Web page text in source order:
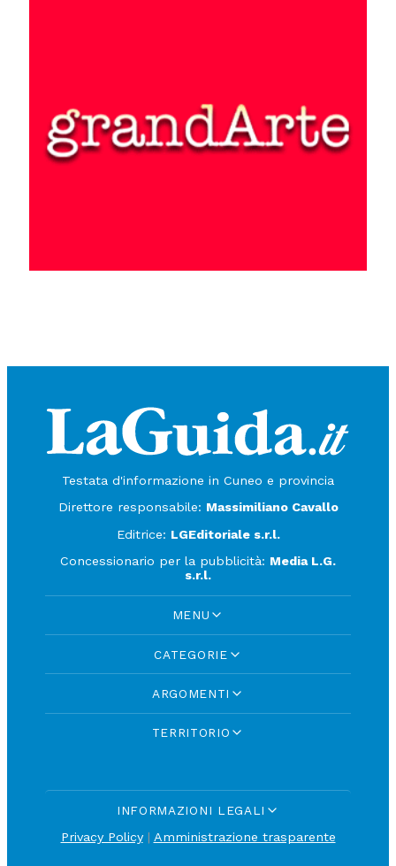
Testata d'informazione in Cuneo e provincia
Direttore responsabile: Massimiliano Cavallo
Editrice: LGEditoriale s.r.l.
Concessionario per la pubblicità: Media L.G.
s.r.l.
MENU
CATEGORIE
ARGOMENTI
TERRITORIO
INFORMAZIONI LEGALI
Privacy Policy| Amministrazione trasparente